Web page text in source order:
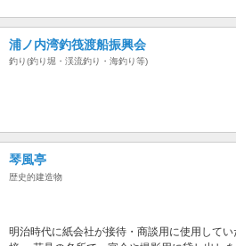
浦ノ内湾釣筏渡船振興会
釣り(釣り堀・渓流釣り・海釣り等)
琴風亭
歴史的建造物
明治時代に紙会社が接待・商談用に使用して